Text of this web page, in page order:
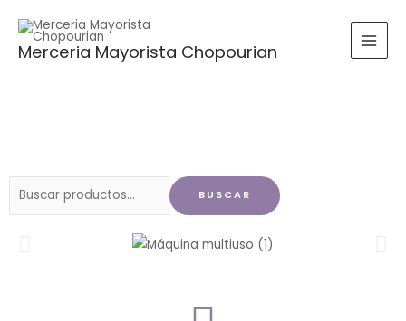
contenido
Merceria Mayorista Chopourian
Buscar
BUSCAR